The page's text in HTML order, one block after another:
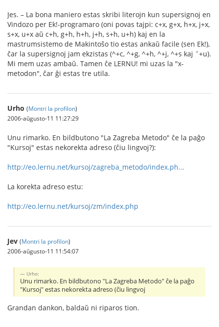
Jes. – La bona maniero estas skribi literojn kun supersignoj en
Vindozo per Ek!-programaro (oni povas tajpi: c+x, g+x, h+x, j+x,
s+x, u+x aŭ c+h, g+h, h+h, j+h, s+h, u+h) kaj en la
mastrumsistemo de Makintoŝo tio estas ankaŭ facile (sen Ek!),
ĉar la supersignoj jam ekzistas (^+c, ^+g, ^+h, ^+j, ^+s kaj ˇ+u).
Mi mem uzas ambaŭ. Tamen ĉe LERNU! mi uzas la "x-
metodon", ĉar ĝi estas tre utila.
Urho (Montri la profilon)
2006-aŭgusto-11 11:27:29
Unu rimarko. En bildbutono "La Zagreba Metodo" ĉe la paĝo
"Kursoj" estas nekorekta adreso (ĉiu lingvoj?):
http://eo.lernu.net/kursoj/zagreba_metodo/index.ph...
La korekta adreso estu:
http://eo.lernu.net/kursoj/zm/index.php
Jev (Montri la profilon)
2006-aŭgusto-11 11:54:07
Urho:
Unu rimarko. En bildbutono "La Zagreba Metodo" ĉe la paĝo
"Kursoj" estas nekorekta adreso (ĉiu lingvoj
Grandan dankon, baldaŭ ni riparos tion.